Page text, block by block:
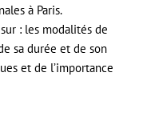
à Paris.
: les modalités de
sa durée et de son
et de l’importance